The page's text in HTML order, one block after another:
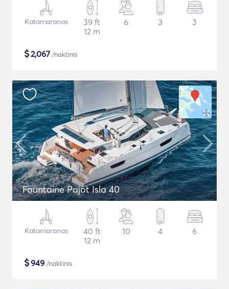
Katamaranas
39 ft
12 m
6 3 3
$2,067 /naktinis
Fountaine Pajot Isla 40
Katamaranas
40 ft
12 m
10 4 6
$949 /naktinis